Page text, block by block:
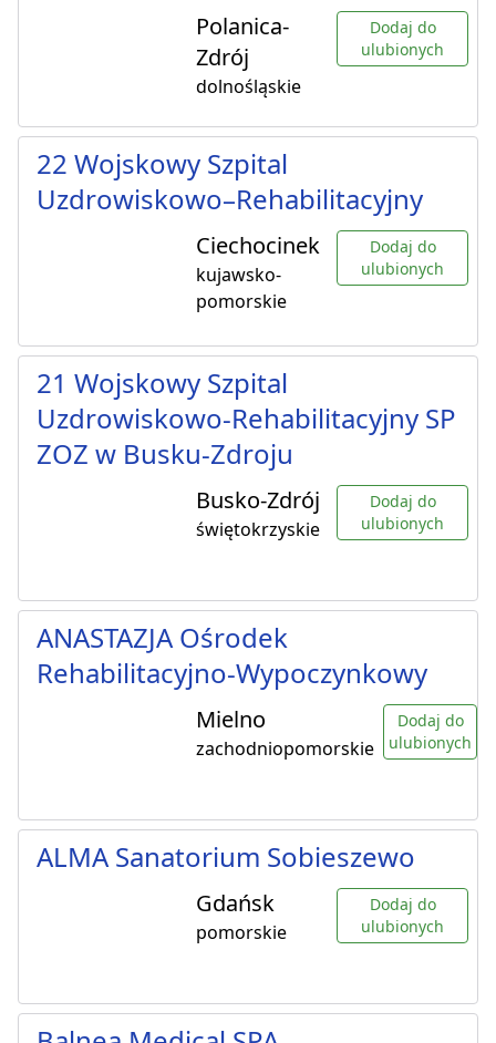
Polanica-
Zdrój
dolnośląskie
Dodaj do
ulubionych
22 Wojskowy Szpital
Uzdrowiskowo–Rehabilitacyjny
Ciechocinek
kujawsko-
pomorskie
Dodaj do
ulubionych
21 Wojskowy Szpital
Uzdrowiskowo-Rehabilitacyjny SP
ZOZ w Busku-Zdroju
Busko-Zdrój
świętokrzyskie
Dodaj do
ulubionych
ANASTAZJA Ośrodek
Rehabilitacyjno-Wypoczynkowy
Mielno
zachodniopomorskie
Dodaj do
ulubionych
ALMA Sanatorium Sobieszewo
Gdańsk
pomorskie
Dodaj do
ulubionych